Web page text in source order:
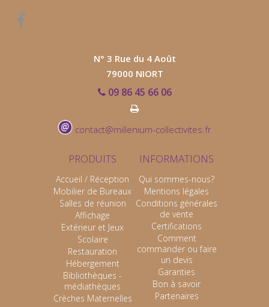
N° 3 Rue du 4 Août
79000 NIORT
09 86 45 66 06
contact@millenium-collectivites.fr
PRODUITS
Accueil / Réception
Mobilier de Bureaux
Salles de réunion
Affichage
Extérieur et Jeux
Scolaire
Restauration
Hébergement
Bibliothèques -
médiathèques
Crèches Maternelles
INFORMATIONS
Qui sommes-nous?
Mentions légales
Conditions générales
de vente
Certifications
Comment
commander ou faire
un devis
Garanties
Bon à savoir
Partenaires